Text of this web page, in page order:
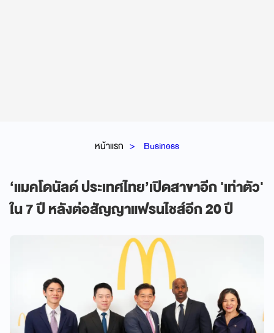
หน้าแรก Business
‘แมคโดนัลด์ ประเทศไทย’เปิดสาขาอีก 'เท่าตัว'
ใน 7 ปี หลังต่อสัญญาแฟรนไชส์อีก 20 ปี